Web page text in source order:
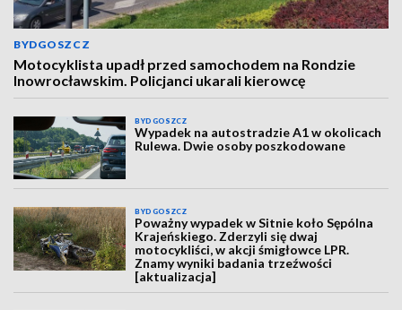
BYDGOSZCZ
Motocyklista upadł przed samochodem na Rondzie
Inowrocławskim. Policjanci ukarali kierowcę
BYDGOSZCZ
Wypadek na autostradzie A1 w okolicach
Rulewa. Dwie osoby poszkodowane
BYDGOSZCZ
Poważny wypadek w Sitnie koło Sępólna
Krajeńskiego. Zderzyli się dwaj
motocykliści, w akcji śmigłowce LPR.
Znamy wyniki badania trzeźwości
[aktualizacja]